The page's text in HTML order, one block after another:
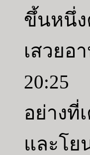
ขึ้นหนึ่ง
เสวยอ
20:25
อย่าง
และโย